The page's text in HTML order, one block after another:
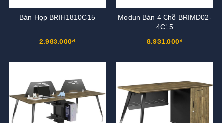
Bàn Họp BRIH1810C15
2.983.000₫
Modun Bàn 4 Chỗ BRIMD02-
4C15
8.931.000₫